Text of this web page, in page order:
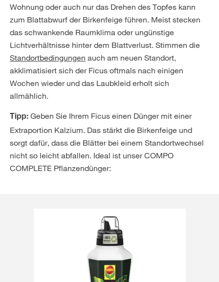
Wohnung oder auch nur das Drehen des Topfes kann
zum Blattabwurf der Birkenfeige führen. Meist stecken
das schwankende Raumklima oder ungünstige
Lichtverhältnisse hinter dem Blattverlust. Stimmen die
Standortbedingungen auch am neuen Standort,
akklimatisiert sich der Ficus oftmals nach einigen
Wochen wieder und das Laubkleid erholt sich
allmählich.
Tipp: Geben Sie Ihrem Ficus einen Dünger mit einer
Extraportion Kalzium. Das stärkt die Birkenfeige und
sorgt dafür, dass die Blätter bei einem Standortwechsel
nicht so leicht abfallen. Ideal ist unser COMPO
COMPLETE Pflanzendünger: